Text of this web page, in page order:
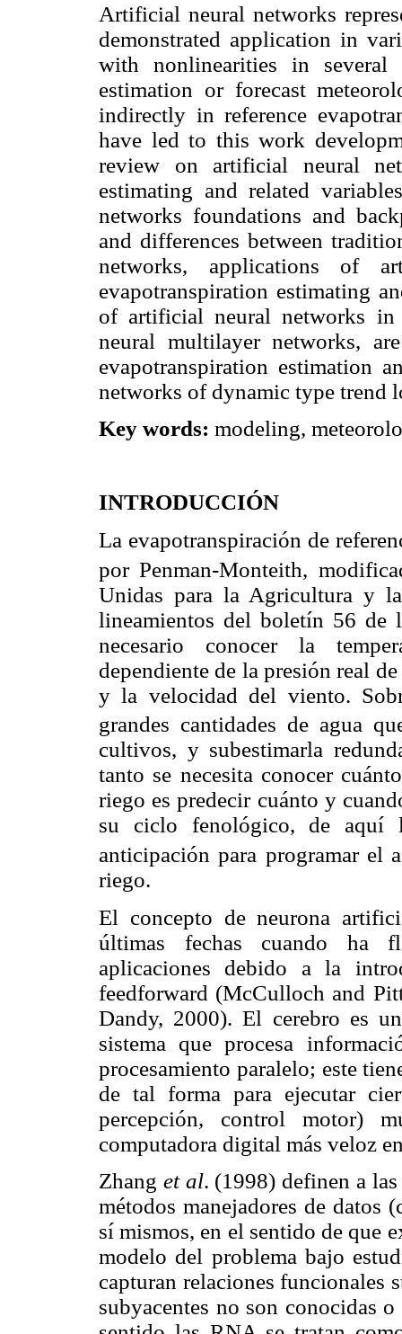
Artificial neural networks
demonstrated application in
with nonlinearities in
estimation or forecast
indirectly in reference
have led to this work
review on artificial neural
estimating and related
networks foundations and
and differences between
networks, applications of
evapotranspiration estimating
of artificial neural networks in
neural multilayer networks,
evapotranspiration estimation
networks of dynamic type trend
Key words: modeling,
INTRODUCCIÓN
La evapotranspiración de
por Penman-Monteith,
Unidas para la Agricultura y
lineamientos del boletín 56
necesario conocer la
dependiente de la presión real
y la velocidad del viento.
grandes cantidades de agua
cultivos, y subestimarla
tanto se necesita conocer
riego es predecir cuánto y
su ciclo fenológico, de aquí
anticipación para programar el
riego.
El concepto de neurona
últimas fechas cuando ha
aplicaciones debido a la
feedforward (McCulloch and
Dandy, 2000). El cerebro es
sistema que procesa
procesamiento paralelo; este
de tal forma para ejecutar
percepción, control motor)
computadora digital más veloz
Zhang et al. (1998) definen a
métodos manejadores de datos
sí mismos, en el sentido de que
modelo del problema bajo
capturan relaciones funcionales
subyacentes no son conocidas